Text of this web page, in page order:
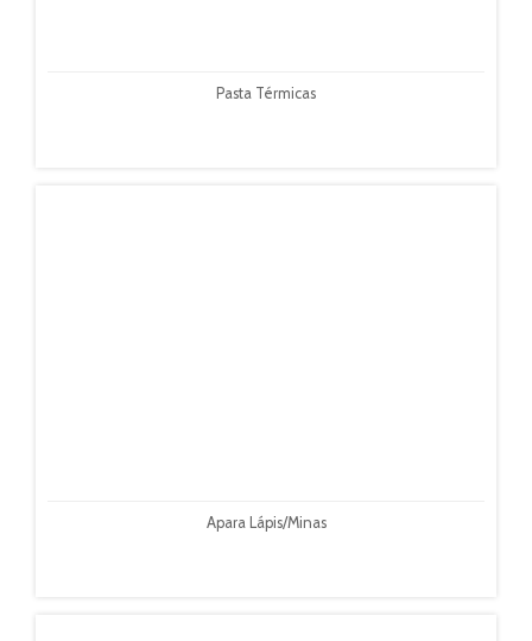
Pasta Térmicas
Apara Lápis/Minas